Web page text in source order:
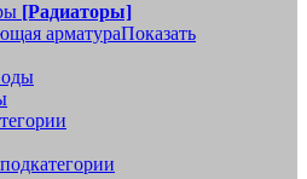
[Радиаторы]
арматураПоказать